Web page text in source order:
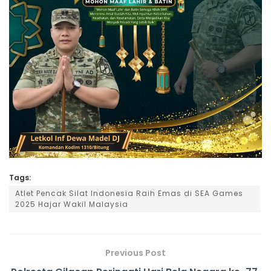
Tags:
Atlet Pencak Silat Indonesia Raih Emas di SEA Games
2025 Hajar Wakil Malaysia
Previous Post